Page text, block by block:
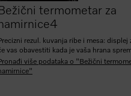
Bežični termometar za
4
rezul. kuvanja ribe i mesa: displej
vas obavestiti kada je vaša hrana
više podataka o "Bežični